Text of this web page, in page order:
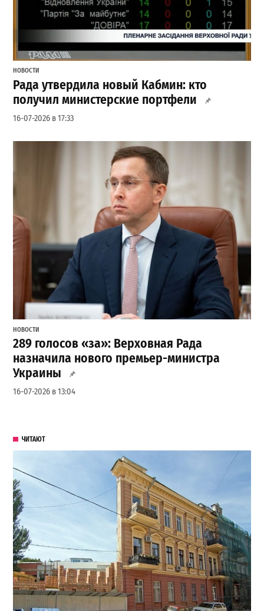
НОВОСТИ
Рада утвердила новый Кабмин: кто
получил министерские портфели
16-07-2026 в 17:33
НОВОСТИ
289 голосов «за»: Верховная Рада
назначила нового премьер-министра
Украины
16-07-2026 в 13:04
ЧИТАЮТ